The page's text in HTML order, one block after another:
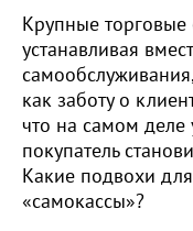
Крупные торговые
устанавливая
как заботу о
что на самом деле
покупатель
Какие подвохи для
«самокассы»?